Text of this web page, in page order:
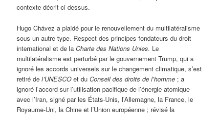
contexte décrit ci-dessus.
Hugo Chávez a plaidé pour le renouvellement du multilatéralisme
sous un autre type. Respect des principes fondateurs du droit
international et de laCharte des Nations Unies. Le
multilatéralisme est perturbé par le gouvernement Trump, qui a
ignoré les accords universels sur le changement climatique, s’est
retiré del’UNESCO et duConseil des droits de l’homme ; a
ignoré l’accord sur l’utilisation pacifique de l’énergie atomique
avec l’Iran, signé par les États-Unis, l’Allemagne, la France, le
Royaume-Uni, la Chine et l’Union européenne ; révisé la